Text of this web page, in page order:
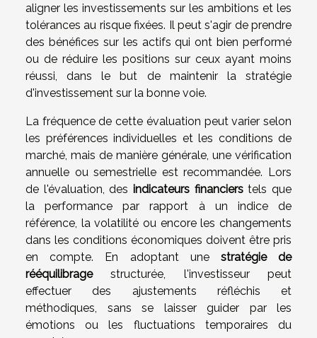
aligner les investissements sur les ambitions et les
tolérances au risque fixées. Il peut s'agir de prendre
des bénéfices sur les actifs qui ont bien performé
ou de réduire les positions sur ceux ayant moins
réussi, dans le but de maintenir la stratégie
d'investissement sur la bonne voie.
La fréquence de cette évaluation peut varier selon
les préférences individuelles et les conditions de
marché, mais de manière générale, une vérification
annuelle ou semestrielle est recommandée. Lors
de l'évaluation, des indicateurs financierstels que
la performance par rapport à un indice de
référence, la volatilité ou encore les changements
dans les conditions économiques doivent être pris
en compte. En adoptant une stratégie de
rééquilibragestructurée, l'investisseur peut
effectuer des ajustements réfléchis et
méthodiques, sans se laisser guider par les
émotions ou les fluctuations temporaires du